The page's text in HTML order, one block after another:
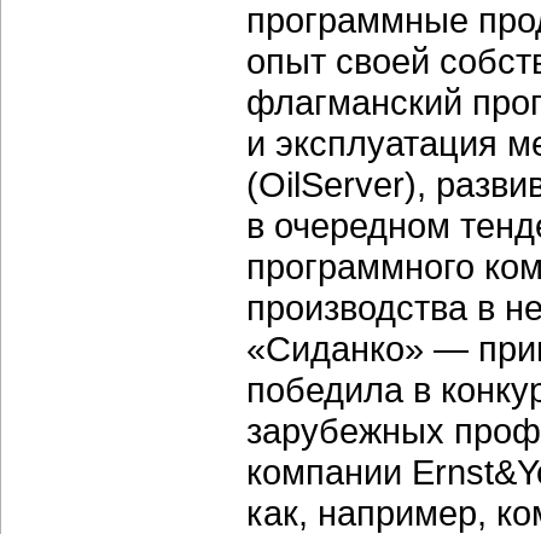
программные
опыт своей
флагманский
и эксплуатация
(OilServer),
в очередном
программного
производства в
«Сиданко» —
победила в
зарубежных
компании
как, например,